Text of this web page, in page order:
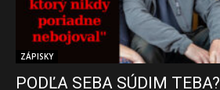
ZÁPISKY
PODĽA SEBA SÚDIM TEBA?